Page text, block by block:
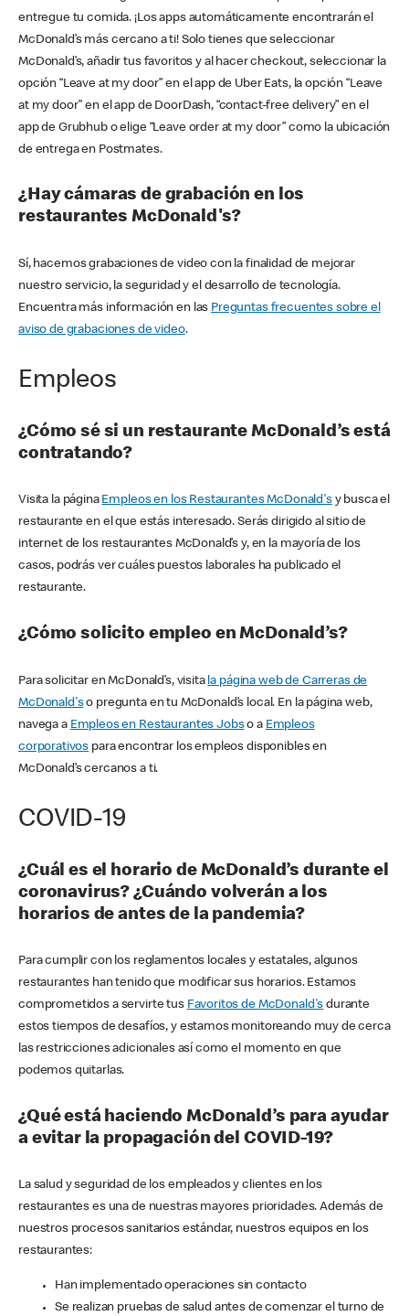
entregue tu comida. ¡Los apps automáticamente encontrarán el
McDonald’s más cercano a ti! Solo tienes que seleccionar
McDonald’s, añadir tus favoritos y al hacer checkout, seleccionar la
opción “Leave at my door” en el app de Uber Eats, la opción “Leave
at my door” en el app de DoorDash, “contact-free delivery” en el
app de Grubhub o elige “Leave order at my door” como la ubicación
de entrega en Postmates.
¿Hay cámaras de grabación en los
restaurantes McDonald's?
Sí, hacemos grabaciones de video con la finalidad de mejorar
nuestro servicio, la seguridad y el desarrollo de tecnología.
Encuentra más información en las Preguntas frecuentes sobre el
aviso de grabaciones de video.
Empleos
¿Cómo sé si un restaurante McDonald’s está
contratando?
Visita la página Empleos en los Restaurantes McDonald'sy busca el
restaurante en el que estás interesado. Serás dirigido al sitio de
internet de los restaurantes McDonald’s y, en la mayoría de los
casos, podrás ver cuáles puestos laborales ha publicado el
restaurante.
¿Cómo solicito empleo en McDonald’s?
Para solicitar en McDonald’s, visita la página web de Carreras de
McDonald'so pregunta en tu McDonald’s local. En la página web,
navega a Empleos en Restaurantes Jobso a Empleos
corporativos para encontrar los empleos disponibles en
McDonald’s cercanos a ti.
COVID-19
¿Cuál es el horario de McDonald’s durante el
coronavirus? ¿Cuándo volverán a los
horarios de antes de la pandemia?
Para cumplir con los reglamentos locales y estatales, algunos
restaurantes han tenido que modificar sus horarios. Estamos
comprometidos a servirte tus Favoritos de McDonald's durante
estos tiempos de desafíos, y estamos monitoreando muy de cerca
las restricciones adicionales así como el momento en que
podemos quitarlas.
¿Qué está haciendo McDonald’s para ayudar
a evitar la propagación del COVID-19?
La salud y seguridad de los empleados y clientes en los
restaurantes es una de nuestras mayores prioridades. Además de
nuestros procesos sanitarios estándar, nuestros equipos en los
restaurantes:
Han implementado operaciones sin contacto
Se realizan pruebas de salud antes de comenzar el turno de